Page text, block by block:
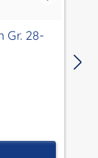
Gr. 28-